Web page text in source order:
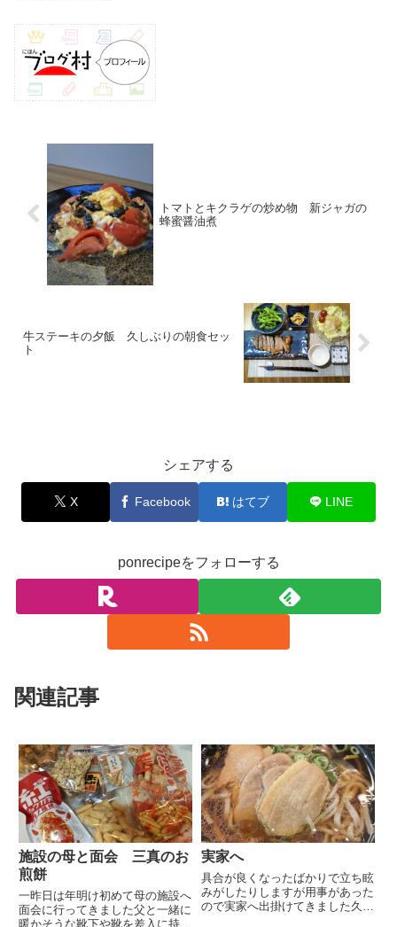
トマトとキクラゲの炒め物 新ジャガの
蜂蜜醤油煮
牛ステーキの夕飯 久しぶりの朝食セッ
ト
シェアする
X Facebook はてブ LINE
ponrecipeをフォローする
関連記事
施設の母と面会 三真のお
煎餅
一昨日は年明け初めて母の施設へ
面会に行ってきました父と一緒に
暖かそうな靴下や靴を差入に持っ
実家へ
具合が良くなったばかりで立ち眩
みがしたりしますが用事があった
ので実家へ出掛けてきました久し